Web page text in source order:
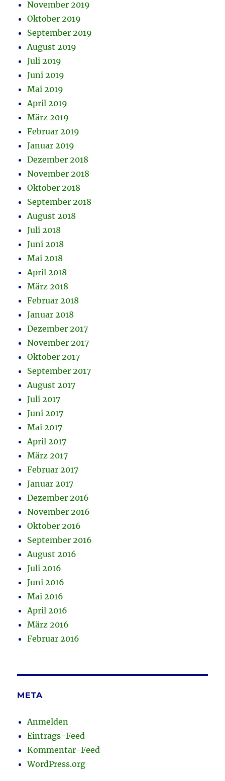
November 2019
Oktober 2019
September 2019
August 2019
Juli 2019
Juni 2019
Mai 2019
April 2019
März 2019
Februar 2019
Januar 2019
Dezember 2018
November 2018
Oktober 2018
September 2018
August 2018
Juli 2018
Juni 2018
Mai 2018
April 2018
März 2018
Februar 2018
Januar 2018
Dezember 2017
November 2017
Oktober 2017
September 2017
August 2017
Juli 2017
Juni 2017
Mai 2017
April 2017
März 2017
Februar 2017
Januar 2017
Dezember 2016
November 2016
Oktober 2016
September 2016
August 2016
Juli 2016
Juni 2016
Mai 2016
April 2016
März 2016
Februar 2016
META
Anmelden
Eintrags-Feed
Kommentar-Feed
WordPress.org